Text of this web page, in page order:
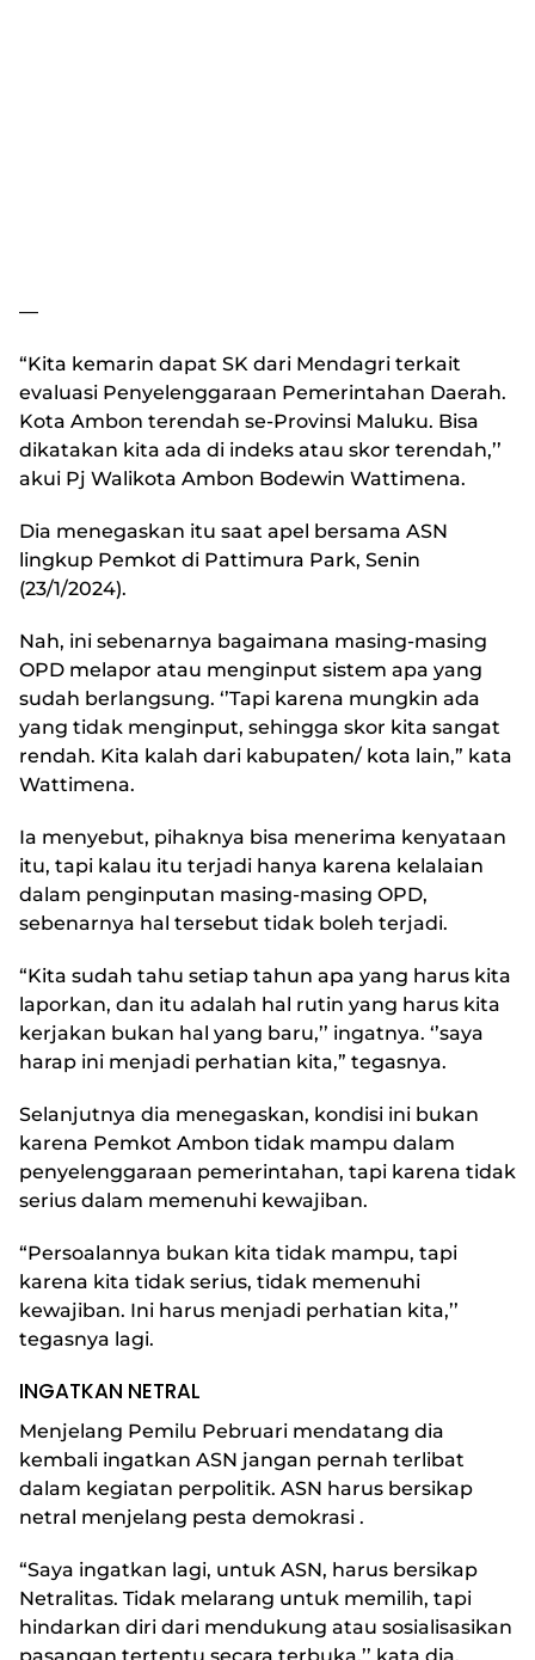
—
“Kita kemarin dapat SK dari Mendagri terkait
evaluasi Penyelenggaraan Pemerintahan Daerah.
Kota Ambon terendah se-Provinsi Maluku. Bisa
dikatakan kita ada di indeks atau skor terendah,’’
akui Pj Walikota Ambon Bodewin Wattimena.
Dia menegaskan itu saat apel bersama ASN
lingkup Pemkot di Pattimura Park, Senin
(23/1/2024).
Nah, ini sebenarnya bagaimana masing-masing
OPD melapor atau menginput sistem apa yang
sudah berlangsung. ‘’Tapi karena mungkin ada
yang tidak menginput, sehingga skor kita sangat
rendah. Kita kalah dari kabupaten/ kota lain,” kata
Wattimena.
Ia menyebut, pihaknya bisa menerima kenyataan
itu, tapi kalau itu terjadi hanya karena kelalaian
dalam penginputan masing-masing OPD,
sebenarnya hal tersebut tidak boleh terjadi.
“Kita sudah tahu setiap tahun apa yang harus kita
laporkan, dan itu adalah hal rutin yang harus kita
kerjakan bukan hal yang baru,’’ ingatnya. ‘’saya
harap ini menjadi perhatian kita,” tegasnya.
Selanjutnya dia menegaskan, kondisi ini bukan
karena Pemkot Ambon tidak mampu dalam
penyelenggaraan pemerintahan, tapi karena tidak
serius dalam memenuhi kewajiban.
“Persoalannya bukan kita tidak mampu, tapi
karena kita tidak serius, tidak memenuhi
kewajiban. Ini harus menjadi perhatian kita,’’
tegasnya lagi.
INGATKAN NETRAL
Menjelang Pemilu Pebruari mendatang dia
kembali ingatkan ASN jangan pernah terlibat
dalam kegiatan perpolitik. ASN harus bersikap
netral menjelang pesta demokrasi .
“Saya ingatkan lagi, untuk ASN, harus bersikap
Netralitas. Tidak melarang untuk memilih, tapi
hindarkan diri dari mendukung atau sosialisasikan